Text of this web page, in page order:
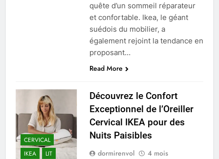
quête d’un sommeil réparateur
et confortable. Ikea, le géant
suédois du mobilier, a
également rejoint la tendance en
proposant…
Read More
CERVICAL
IKEA
LIT
Découvrez le Confort
Exceptionnel de l’Oreiller
Cervical IKEA pour des
Nuits Paisibles
dormirenvol
4 mois